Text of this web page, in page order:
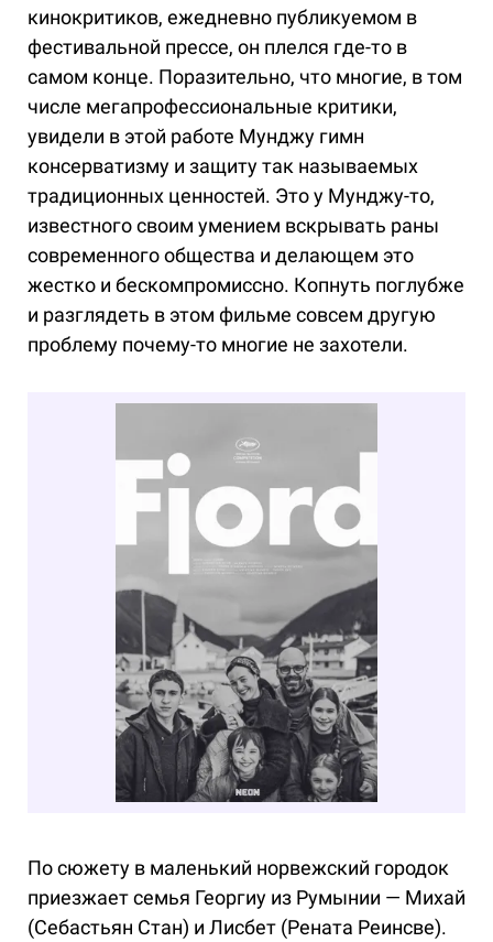
кинокритиков, ежедневно публикуемом в
фестивальной прессе, он плелся где-то в
самом конце. Поразительно, что многие, в том
числе мегапрофессиональные критики,
увидели в этой работе Мунджу гимн
консерватизму и защиту так называемых
традиционных ценностей. Это у Мунджу-то,
известного своим умением вскрывать раны
современного общества и делающем это
жестко и бескомпромиссно. Копнуть поглубже
и разглядеть в этом фильме совсем другую
проблему почему-то многие не захотели.
По сюжету в маленький норвежский городок
приезжает семья Георгиу из Румынии — Михай
(Себастьян Стан) и Лисбет (Рената Реинсве).